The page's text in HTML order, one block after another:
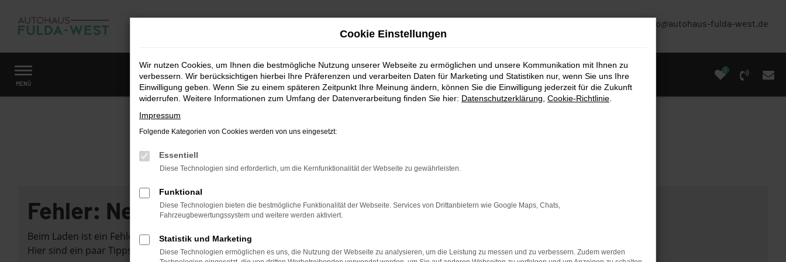
Zum
Hauptinhalt
info@autohaus-fulda-west.de
MENÜ
0
Startseite Fahrzeugmarkt
Fehler: Network Error
Beim Laden ist ein Fehler aufgetreten.
Hier sind ein paar Tipps, die dir helfen können:
Cookie Einstellungen
Wir nutzen Cookies, um Ihnen die bestmögliche Nutzung unserer Webseite zu ermöglichen und unsere Kommunikation mit Ihnen zu
verbessern. Wir berücksichtigen hierbei Ihre Präferenzen und verarbeiten Daten für Marketing und Statistiken nur, wenn Sie uns Ihre
Einwilligung geben. Wenn Sie zu einem späteren Zeitpunkt Ihre Meinung ändern, können Sie die Einwilligung jederzeit für die Zukunft
widerrufen. Weitere Informationen zum Umfang der Datenverarbeitung finden Sie hier: Datenschutzerklärung Cookie-Richtlinie
Impressum
Folgende Kategorien von Cookies werden von uns eingesetzt:
Essentiell
Diese Technologien sind erforderlich, um die Kernfunktionalität der Webseite zu gewährleisten.
Funktional
Diese Technologien bieten die bestmögliche Funktionalität der Webseite. Services von Drittanbietern wie Google Maps, Chats,
Fahrzeugbewertungssystem und weitere werden aktiviert.
Statistik und Marketing
Diese Technologien ermöglichen es uns, die Nutzung der Webseite zu analysieren, um die Leistung zu messen und zu verbessern. Zudem werden